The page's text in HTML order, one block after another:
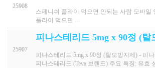
25908
스페니쉬 플라이 먹으면 안되는 사람 모바일
플라이 먹으면 …
25907
피나스테리드 5mg x 90정 (
피나스테리드 5mg x 90정 (탈모방지제) - 피
피나스테리드 (Teva 브랜드) 주요 특징: 유효